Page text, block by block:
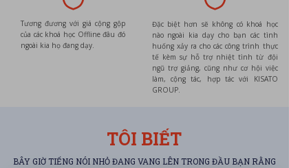
Tương đương với giá cộng gộp
của các khoá học Offline đâu đó
ngoài kia họ đang dạy.
Đặc biệt hơn sẽ không có khoá học
nào ngoài kia dạy cho bạn các tình
huống xảy ra cho các công trình thực
tế kèm sự hỗ trợ nhiệt tình từ đội
ngũ trợ giảng, cũng như cơ hội việc
làm, cộng tác, hợp tác với KISATO
GROUP.
TÔI BIẾT
BÂY GIỜ TIẾNG NÓI NHỎ ĐANG VANG LÊN TRONG ĐẦU BẠN RẰNG